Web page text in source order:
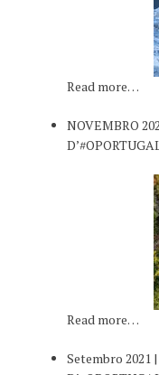
Read more…
NOVEMBRO
Read more…
Setembro 2021